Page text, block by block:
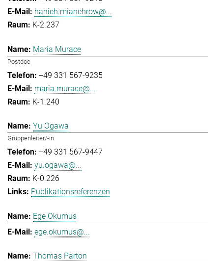
hanieh.mianehrow@...
K-2.237
Maria Murace
Postdoc
+49 331 567-9235
maria.murace@...
K-1.240
Yu Ogawa
Gruppenleiter/-in
+49 331 567-9447
yu.ogawa@...
K-0.226
Publikationsreferenzen
Ege Okumus
ege.okumus@...
Thomas Parton